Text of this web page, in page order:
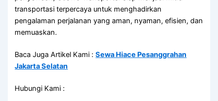
transportasi terpercaya untuk menghadirkan
pengalaman perjalanan yang aman, nyaman, efisien, dan
memuaskan.
Baca Juga Artikel Kami :Sewa Hiace Pesanggrahan
Jakarta Selatan
Hubungi Kami :